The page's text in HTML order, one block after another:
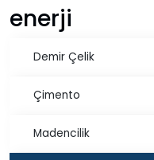
enerji
Demir Çelik
Çimento
Madencilik